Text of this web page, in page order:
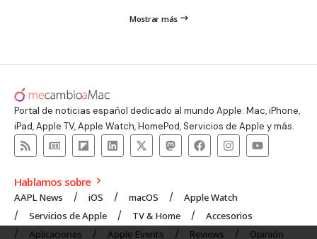
Mostrar más
Portal de noticias español dedicado al mundo Apple: Mac, iPhone,
iPad, Apple TV, Apple Watch, HomePod, Servicios de Apple y más.
Hablamos sobre
AAPL News iOS macOS
Apple Watch
Servicios de Apple
TV & Home
Accesorios
Aplicaciones
Apple Events Reviews Opinión